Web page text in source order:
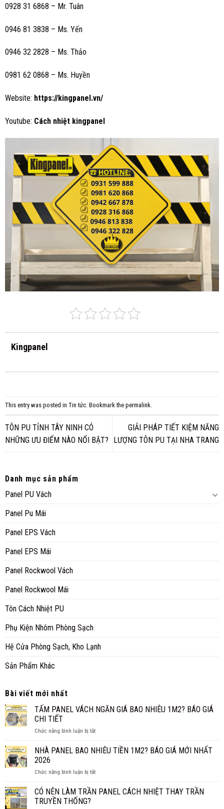
0928 31 6868 – Mr. Tuân
0946 81 3838 – Ms. Yến
0946 32 2828 – Ms. Thảo
0981 62 0868 – Ms. Huyền
Website: https://kingpanel.vn/
Youtube: Cách nhiệt kingpanel
Kingpanel
This entry was posted in Tin tức . Bookmark the permalink
TÔN PU TỈNH TÂY NINH CÓ
NHỮNG ƯU ĐIỂM NÀO NỔI BẬT?
GIẢI PHÁP TIẾT KIỆM NĂNG
LƯỢNG TÔN PU TẠI NHA TRANG
Danh mục sản phẩm
Panel PU Vách
Panel Pu Mái
Panel EPS Vách
Panel EPS Mái
Panel Rockwool Vách
Panel Rockwool Mái
Tôn Cách Nhiệt PU
Phụ Kiện Nhôm Phòng Sạch
Hệ Cửa Phòng Sạch, Kho Lạnh
Sản Phẩm Khác
Bài viết mới nhất
TẤM PANEL VÁCH NGĂN GIÁ BAO NHIÊU 1M2? BÁO GIÁ
CHI TIẾT
Chức năng bình luận bị tắtở
PANEL
GIÁ
NHIÊU
NHÀ PANEL BAO NHIÊU TIỀN 1M2? BÁO GIÁ MỚI NHẤT
2026
Chức năng bình luận bị tắtở
PANEL
CÓ NÊN LÀM TRẦN PANEL CÁCH NHIỆT THAY TRẦN
TRUYỀN THỐNG?